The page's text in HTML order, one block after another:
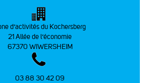
d’activités du Kochersberg
21 Allée de l’économie
67370 WIWERSHEIM
03 88 30 42 09